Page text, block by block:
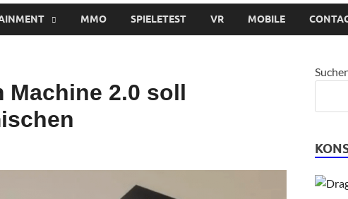
MMO SPIELETEST VR MOBILE
Machine 2.0 soll